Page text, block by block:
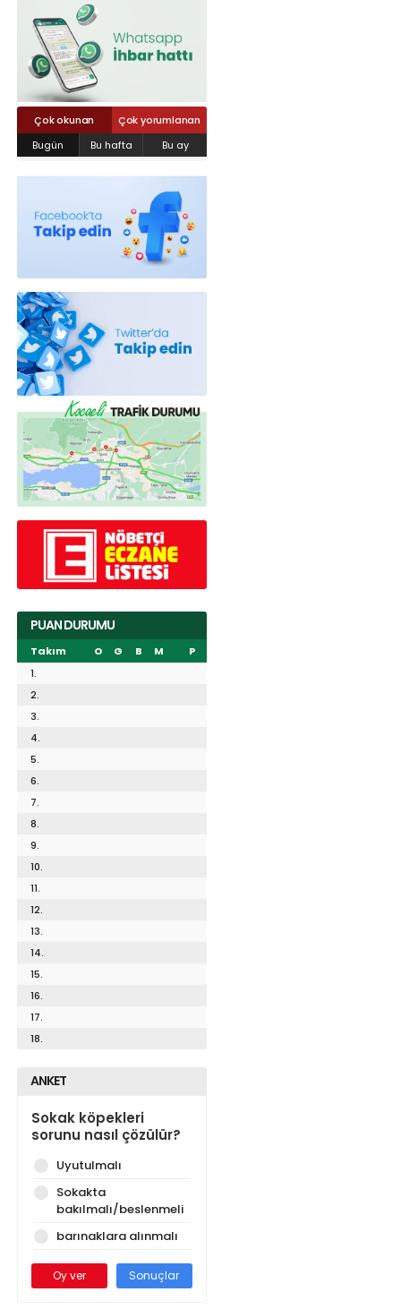
Çok okunan
Çok yorumlanan
Bugün
Bu hafta Bu ay
PUAN DURUMU
Takım O G B M
P
1.
2.
3.
4.
5.
6.
7.
8.
9.
10.
11.
12.
13.
14.
15.
16.
17.
18.
ANKET
Sokak köpekleri
sorunu nasıl çözülür?
Uyutulmalı
Sokakta
bakılmalı/beslenmeli
barınaklara alınmalı
Oy ver Sonuçlar
Yahya Kaptan Mahallesi Akkavaklar
Caddesi No:17/4 İzmit-KOCAELİ